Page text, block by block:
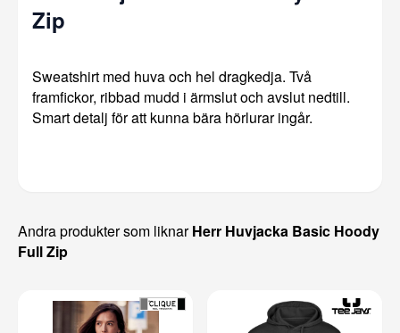
Zip
Sweatshirt med huva och hel dragkedja. Två
framfickor, ribbad mudd i ärmslut och avslut nedtill.
Smart detalj för att kunna bära hörlurar ingår.
Andra produkter som liknarHerr Huvjacka Basic Hoody
Full Zip